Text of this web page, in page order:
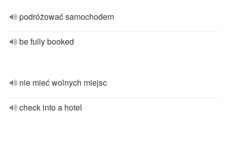
podróżować samochodem
be fully booked
nie mieć wolnych miejsc
check into a hotel